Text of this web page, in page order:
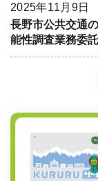
2025年11月9日
長野市公共交通
能性調査業務委